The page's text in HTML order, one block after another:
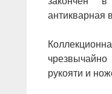
антикварная
рукояти и